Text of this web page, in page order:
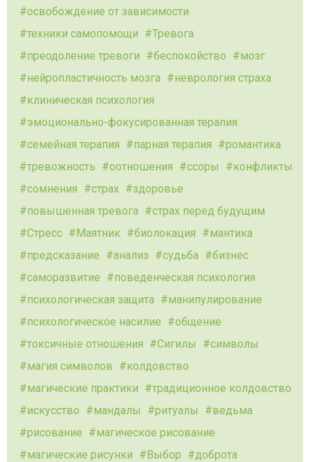
освобождение от зависимости
техники самопомощи
Тревога
преодоление тревоги
беспокойство
мозг
нейропластичность мозга
неврология страха
клиническая психология
эмоционально-фокусированная терапия
семейная терапия
парная терапия
романтика
тревожность
оотношения ссоры
конфликты
сомнения
страх
здоровье
повышенная тревога
страх перед будущим
Стресс
Маятник биолокация
мантика
предсказание
анализ судьба
бизнес
саморазвитие
поведенческая психология
психологическая защита
манипулирование
психологическое насилие
общение
токсичные отношения
Сигилы
символы
магия символов
колдовство
магические практики
традиционное колдовство
искусство
мандалы ритуалы
ведьма
рисование
магическое рисование
магические рисунки
Выбор
доброта